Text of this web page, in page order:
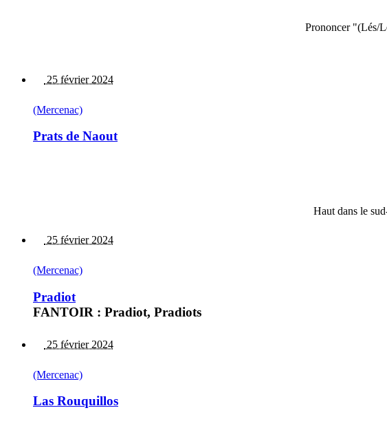
Prononcer "(Lés/
25 février 2024
(Mercenac)
Prats de Naout
Haut dans le
25 février 2024
(Mercenac)
Pradiot
FANTOIR : Pradiot, Pradiots
25 février 2024
(Mercenac)
Las Rouquillos